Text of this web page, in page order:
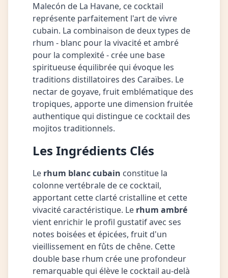
Malecón de La Havane, ce cocktail
représente parfaitement l'art de vivre
cubain. La combinaison de deux types de
rhum - blanc pour la vivacité et ambré
pour la complexité - crée une base
spiritueuse équilibrée qui évoque les
traditions distillatoires des Caraïbes. Le
nectar de goyave, fruit emblématique des
tropiques, apporte une dimension fruitée
authentique qui distingue ce cocktail des
mojitos traditionnels.
Les Ingrédients Clés
Le rhum blanc cubain constitue la
colonne vertébrale de ce cocktail,
apportant cette clarté cristalline et cette
vivacité caractéristique. Le rhum ambré
vient enrichir le profil gustatif avec ses
notes boisées et épicées, fruit d'un
vieillissement en fûts de chêne. Cette
double base rhum crée une profondeur
remarquable qui élève le cocktail au-delà